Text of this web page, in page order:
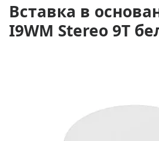
Вставка в
I9WM Stereo 9T